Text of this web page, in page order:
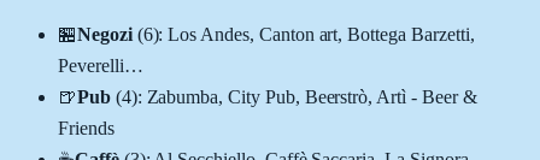
🏪Negozi (6):Los Andes, Canton art, Bottega Barzetti,
Peverelli…
🍺Pub (4): Zabumba, City Pub, Beerstrò, Artì - Beer &
Friends